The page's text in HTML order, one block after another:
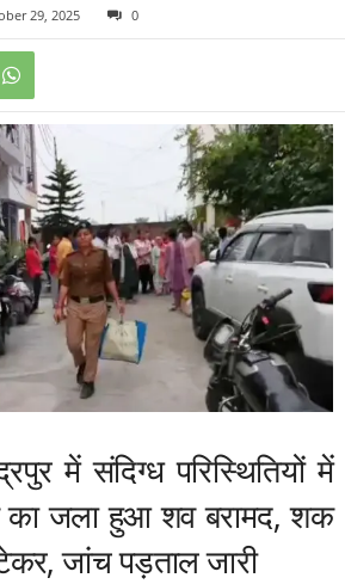
29, 2025 0
में संदिग्ध परिस्थितियों में
का जला हुआ शव बरामद, शक
जांच पड़ताल जारी